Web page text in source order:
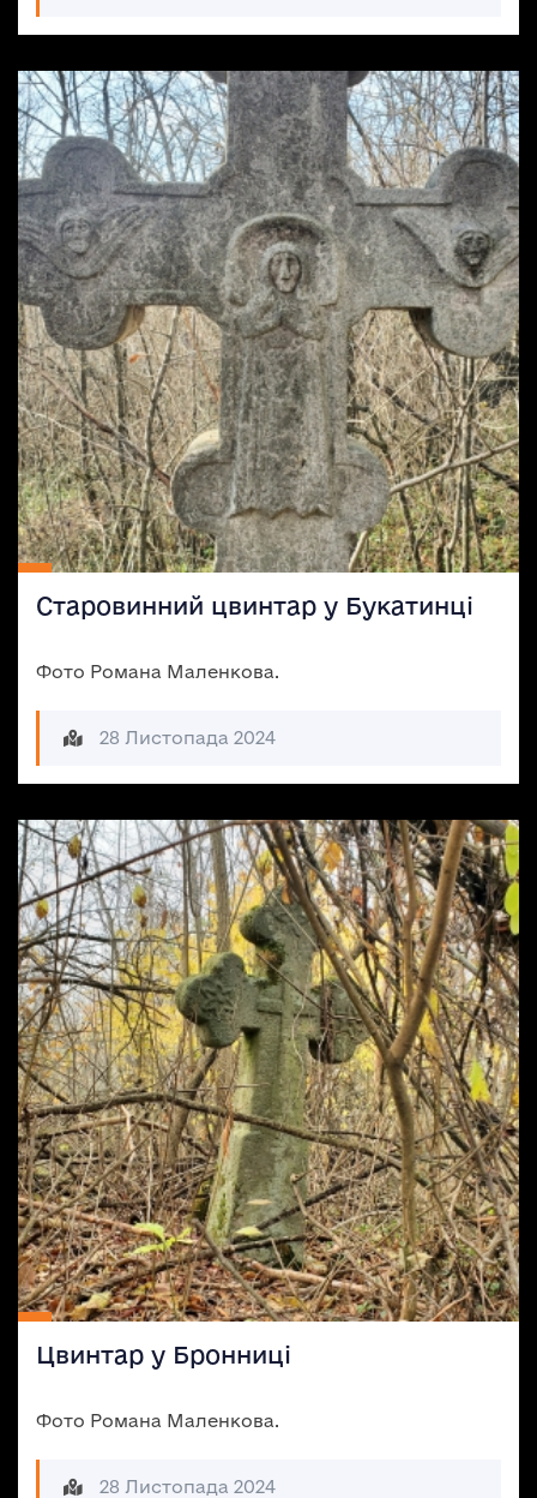
Старовинний цвинтар у Букатинці
Фото Романа Маленкова.
28 Листопада 2024
Цвинтар у Бронниці
Фото Романа Маленкова.
28 Листопада 2024